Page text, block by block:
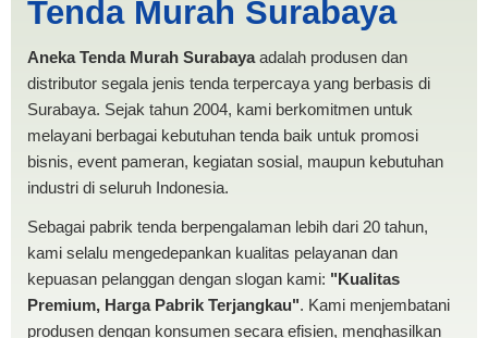
ANEKA TENDA MURAH
Tenda Murah Surabaya
Aneka Tenda Murah Surabayaadalah produsen dan
distributor segala jenis tenda terpercaya yang berbasis di
Surabaya. Sejak tahun 2004, kami berkomitmen untuk
melayani berbagai kebutuhan tenda baik untuk promosi
bisnis, event pameran, kegiatan sosial, maupun kebutuhan
industri di seluruh Indonesia.
Sebagai pabrik tenda berpengalaman lebih dari 20 tahun,
kami selalu mengedepankan kualitas pelayanan dan
kepuasan pelanggan dengan slogan kami: "Kualitas
Premium, Harga Pabrik Terjangkau". Kami menjembatani
produsen dengan konsumen secara efisien, menghasilkan